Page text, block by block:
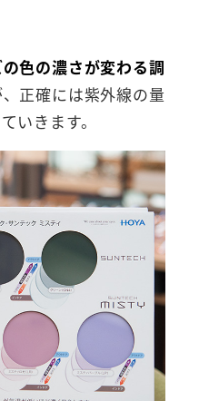
の色の濃さが変わる調
正確には紫外線の量
いきます。